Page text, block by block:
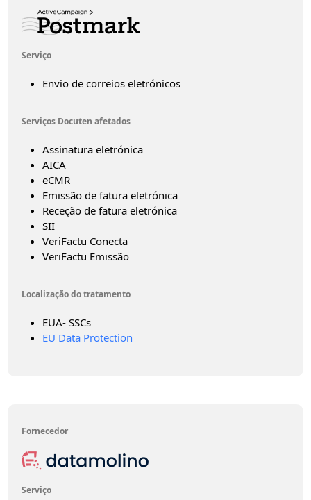
Serviço
Envio de correios eletrónicos
Serviços Docuten afetados
Assinatura eletrónica
AICA
eCMR
Emissão de fatura eletrónica
Receção de fatura eletrónica
SII
VeriFactu Conecta
VeriFactu Emissão
Localização do tratamento
EUA- SSCs
EU Data Protection
Fornecedor
Serviço